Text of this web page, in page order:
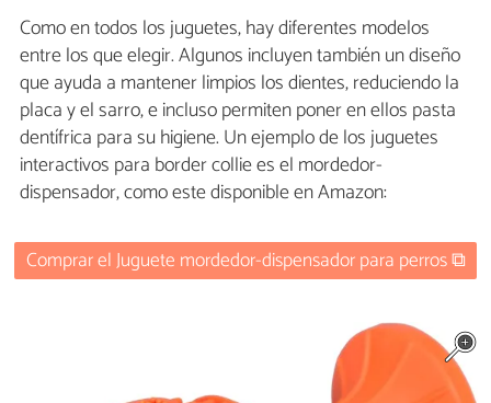
Como en todos los juguetes, hay diferentes modelos
entre los que elegir. Algunos incluyen también un diseño
que ayuda a mantener limpios los dientes, reduciendo la
placa y el sarro, e incluso permiten poner en ellos pasta
dentífrica para su higiene. Un ejemplo de los juguetes
interactivos para border collie es el mordedor-
dispensador, como este disponible en Amazon:
Comprar el Juguete mordedor-dispensador para perros ⧉